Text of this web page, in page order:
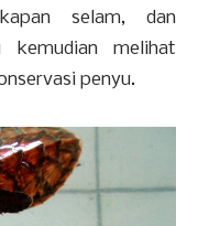
selam, dan
kemudian melihat
penyu.